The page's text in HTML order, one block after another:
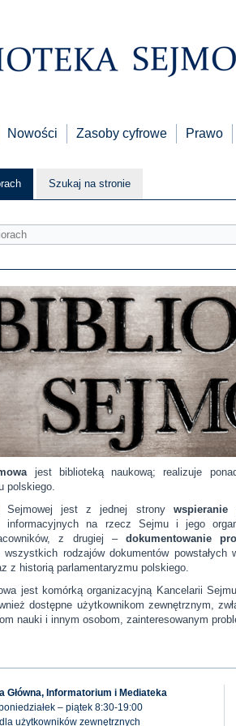
Nowości Zasoby cyfrowe Prawo
Szukaj na stronie
jest biblioteką naukową; realizuje
polskiego.
Sejmowej jest z jednej strony wspieranie
informacyjnych na rzecz Sejmu i jego
z drugiej – dokumentowanie
wszystkich rodzajów dokumentów
z historią parlamentaryzmu polskiego.
jest komórką organizacyjną Kancelarii
dostępne użytkownikom zewnętrznym,
nauki i innym osobom, zainteresowanym
Główna, Informatorium i Mediateka
– piątek 8:30-19:00
użytkowników zewnętrznych